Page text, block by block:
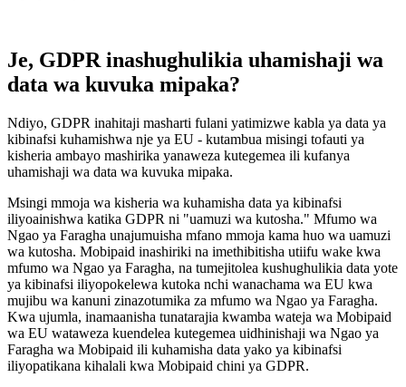
Je, GDPR inashughulikia uhamishaji wa
data wa kuvuka mipaka?
Ndiyo, GDPR inahitaji masharti fulani yatimizwe kabla ya data ya
kibinafsi kuhamishwa nje ya EU - kutambua misingi tofauti ya
kisheria ambayo mashirika yanaweza kutegemea ili kufanya
uhamishaji wa data wa kuvuka mipaka.
Msingi mmoja wa kisheria wa kuhamisha data ya kibinafsi
iliyoainishwa katika GDPR ni "uamuzi wa kutosha." Mfumo wa
Ngao ya Faragha unajumuisha mfano mmoja kama huo wa uamuzi
wa kutosha. Mobipaid inashiriki na imethibitisha utiifu wake kwa
mfumo wa Ngao ya Faragha, na tumejitolea kushughulikia data yote
ya kibinafsi iliyopokelewa kutoka nchi wanachama wa EU kwa
mujibu wa kanuni zinazotumika za mfumo wa Ngao ya Faragha.
Kwa ujumla, inamaanisha tunatarajia kwamba wateja wa Mobipaid
wa EU wataweza kuendelea kutegemea uidhinishaji wa Ngao ya
Faragha wa Mobipaid ili kuhamisha data yako ya kibinafsi
iliyopatikana kihalali kwa Mobipaid chini ya GDPR.